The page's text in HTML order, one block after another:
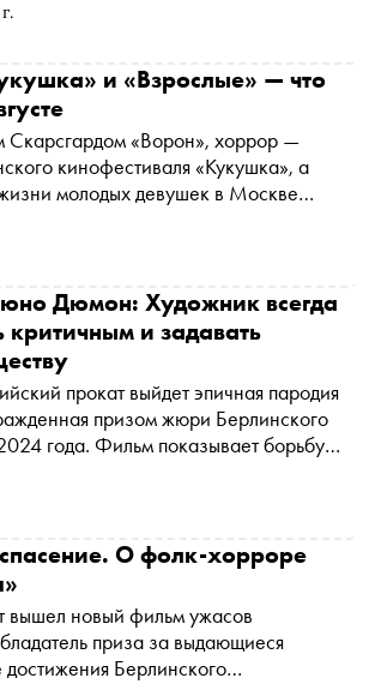
и «Взрослые» — что
Скарсгардом «Ворон», хоррор —
кинофестиваля «Кукушка», а
молодых девушек в Москве
Дюмон: Художник всегда
и задавать
прокат выйдет эпичная пародия
призом жюри Берлинского
года. Фильм показывает борьбу
городка. Специально для
«Звездных войнах», социальном
О фолк-хорроре
вышел новый фильм ужасов
приза за выдающиеся
Берлинского